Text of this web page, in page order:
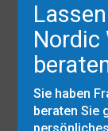
Nordic
Sie haben
beraten Sie